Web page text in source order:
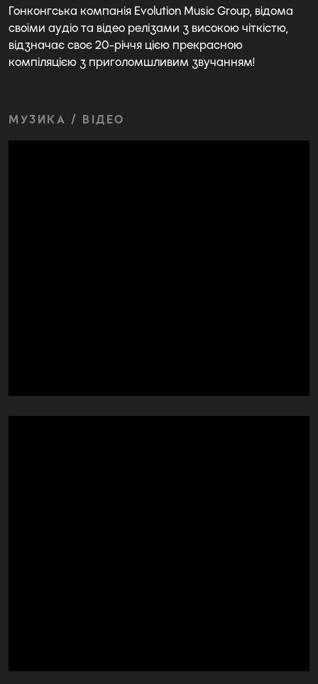
Гонконгська компанія Evolution Music Group, відома
своїми аудіо та відео релізами з високою чіткістю,
відзначає своє 20-річчя цією прекрасною
компіляцією з приголомшливим звучанням!
МУЗИКА / ВІДЕО